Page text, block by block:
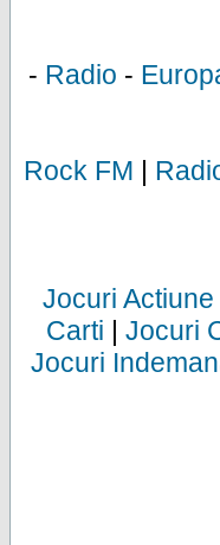
- Radio -
Rock FM |
Jocuri Actiune
Carti | Jocuri
Jocuri